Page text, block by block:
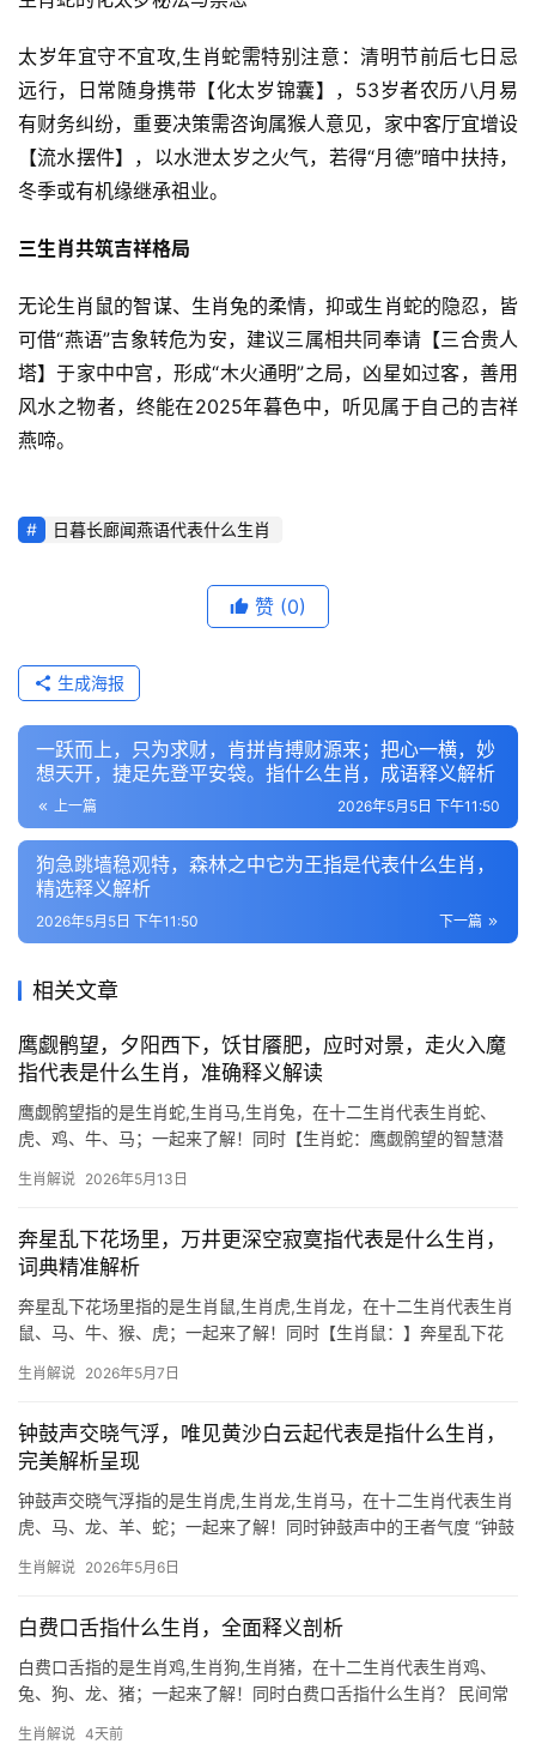
太岁年宜守不宜攻,生肖蛇需特别注意：清明节前后七日忌
远行，日常随身携带【化太岁锦囊】，53岁者农历八月易
有财务纠纷，重要决策需咨询属猴人意见，家中客厅宜增设
【流水摆件】，以水泄太岁之火气，若得“月德”暗中扶持，
冬季或有机缘继承祖业。
三生肖共筑吉祥格局
无论生肖鼠的智谋、生肖兔的柔情，抑或生肖蛇的隐忍，皆
可借“燕语”吉象转危为安，建议三属相共同奉请【三合贵人
塔】于家中中宫，形成“木火通明”之局，凶星如过客，善用
风水之物者，终能在2025年暮色中，听见属于自己的吉祥
燕啼。
日暮长廊闻燕语代表什么生肖
赞 (0)
生成海报
一跃而上，只为求财，肯拼肯搏财源来；把心一横，妙
想天开，捷足先登平安袋。指什么生肖，成语释义解析
上一篇 2026年5月5日 下午11:50
狗急跳墙稳观特，森林之中它为王指是代表什么生肖，
精选释义解析
下一篇
2026年5月5日 下午11:50
相关文章
鹰觑鹘望，夕阳西下，饫甘餍肥，应时对景，走火入魔
指代表是什么生肖，准确释义解读
鹰觑鹘望指的是生肖蛇,生肖马,生肖兔，在十二生肖代表生肖蛇、
虎、鸡、牛、马；一起来了解！同时【生肖蛇：鹰觑鹘望的智慧潜
凶交织，部分人恐遇“走火入魔”之困，因过分执着目标而忽略人际，
生肖解说 2026年5月13日
奔星乱下花场里，万井更深空寂寞指代表是什么生肖，
词典精准解析
奔星乱下花场里指的是生肖鼠,生肖虎,生肖龙，在十二生肖代表生肖
鼠、马、牛、猴、虎；一起来了解！同时【生肖鼠：】奔星乱下花
井更深空寂寞”则象征孤独求索的境遇，这两句诗恰如2026年生肖鼠
生肖解说 2026年5月7日
钟鼓声交晓气浮，唯见黄沙白云起代表是指什么生肖，
完美解析呈现
钟鼓声交晓气浮指的是生肖虎,生肖龙,生肖马，在十二生肖代表生肖
虎、马、龙、羊、蛇；一起来了解！同时钟鼓声中的王者气度 “钟鼓
为寅木，象征东方旭日初升时的磅礴能量，钟鼓之声恰似虎啸山
生肖解说 2026年5月6日
白费口舌指什么生肖，全面释义剖析
白费口舌指的是生肖鸡,生肖狗,生肖猪，在十二生肖代表生肖鸡、
兔、狗、龙、猪；一起来了解！同时白费口舌指什么生肖？ 民间常
常与生肖鸡关联，鸡鸣报晓，本是好意，但若无人理会，便是对牛
生肖解说 4天前